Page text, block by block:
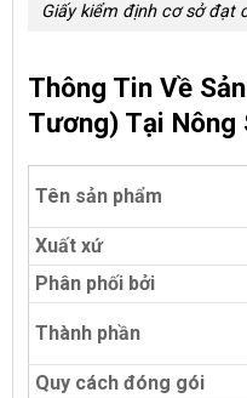
Giấy kiểm định cơ sở đạt
Thông Tin Về
Tương) Tại Nông
Tên sản phẩm
Xuất xứ
Phân phối bởi
Thành phần
Quy cách đóng gói